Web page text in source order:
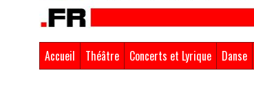
Accueil Théâtre Concerts et Lyrique Danse